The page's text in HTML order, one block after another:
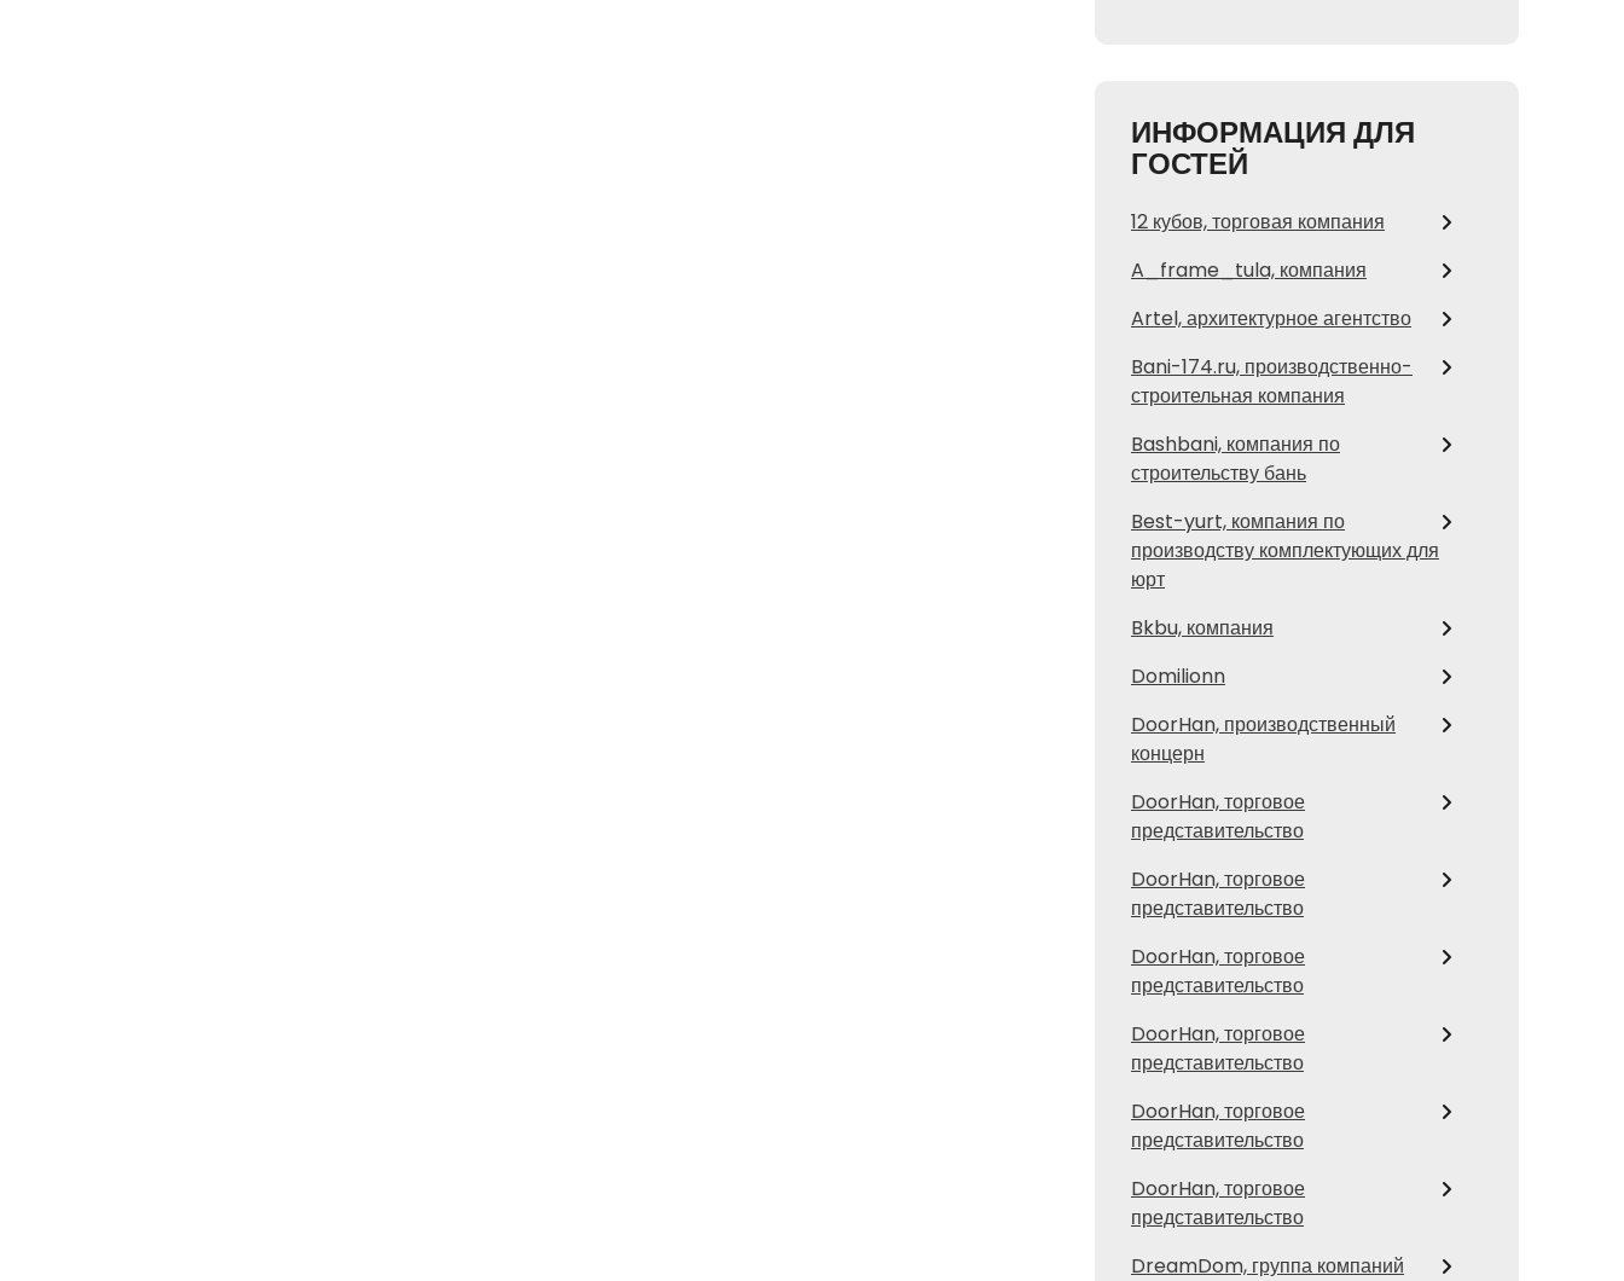
ИНФОРМАЦИЯ ДЛЯ
ГОСТЕЙ
12 кубов, торговая компания
A_frame_tula, компания
Artel, архитектурное агентство
Bani-174.ru, производственно-
строительная компания
Bashbani, компания по
строительству бань
Best-yurt, компания по
производству комплектующих для
юрт
Bkbu, компания
Domilionn
DoorHan, производственный
концерн
DoorHan, торговое
представительство
DoorHan, торговое
представительство
DoorHan, торговое
представительство
DoorHan, торговое
представительство
DoorHan, торговое
представительство
DoorHan, торговое
представительство
DreamDom, группа компаний